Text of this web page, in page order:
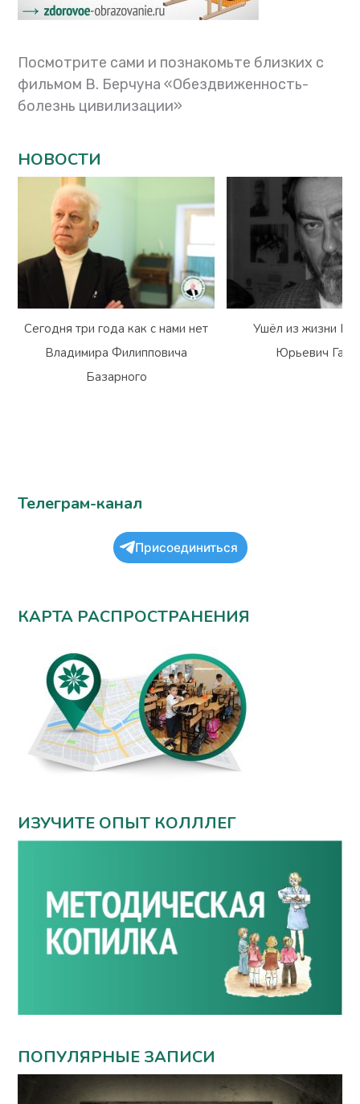
Посмотрите сами и познакомьте близких с
фильмом В. Берчуна «Обездвиженность-
болезнь цивилизации»
НОВОСТИ
Сегодня три года как с нами нет
Владимира Филипповича
Базарного
Ушёл из жизни
Юрьевич
Телеграм-канал
Присоединиться
КАРТА РАСПРОСТРАНЕНИЯ
ИЗУЧИТЕ ОПЫТ КОЛЛЛЕГ
ПОПУЛЯРНЫЕ ЗАПИСИ